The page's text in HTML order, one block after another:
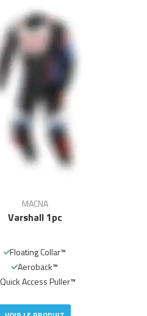
MACNA
Varshall 1pc
Floating Collar™
Aeroback™
Quick Access Puller™